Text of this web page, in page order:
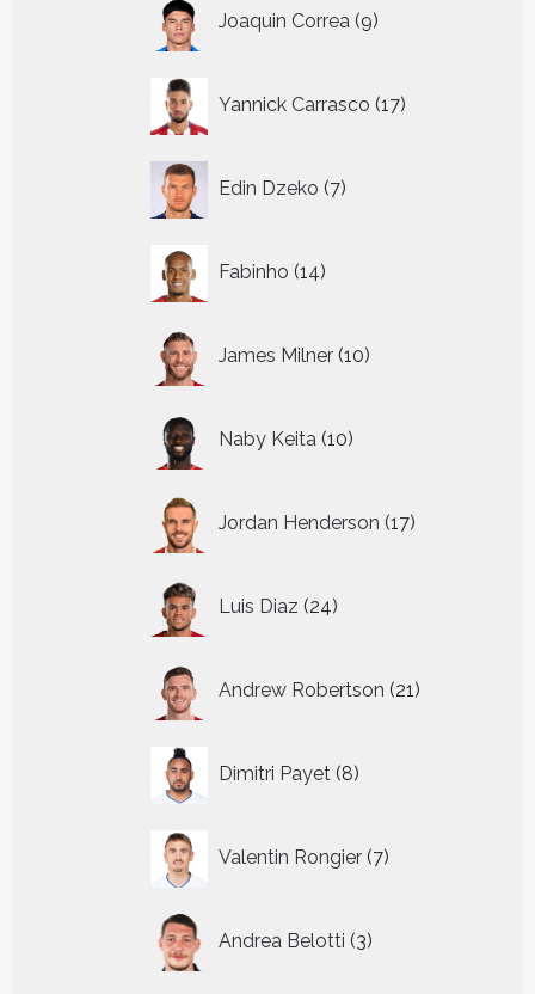
Joaquin Correa 9
producten
Yannick Carrasco 17
producten
Edin Dzeko 7
producten
Fabinho 14
producten
James Milner 10
producten
Naby Keita 10
producten
Jordan Henderson 17
producten
Luis Diaz 24
producten
Andrew Robertson 21
producten
Dimitri Payet 8
producten
Valentin Rongier 7
producten
Andrea Belotti 3
producten